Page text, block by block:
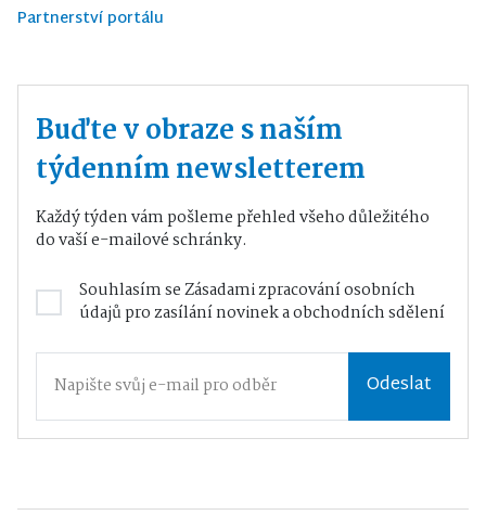
Partnerství portálu
Buďte v obraze s naším
týdenním newsletterem
Každý týden vám pošleme přehled všeho důležitého
do vaší e-mailové schránky.
Souhlasím seZásadami zpracování osobních
údajůpro zasílání novinek a obchodních sdělení
Odeslat